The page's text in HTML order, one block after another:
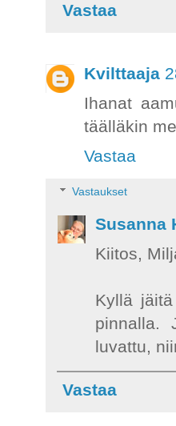
Vastaa
Kvilttaaja
Ihanat
täälläkin
Vastaa
Vastaukset
Susanna
Kiitos,
Kyllä
pinnalla.
luvattu,
Vastaa